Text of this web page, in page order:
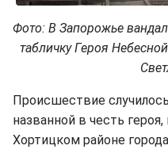
Фото: В Запорожье
табличку Героя
Происшествие
названной в честь
Хортицком районе